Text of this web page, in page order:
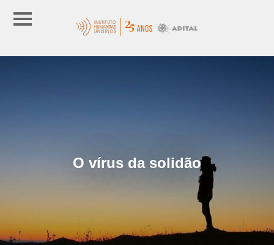
O vírus da solidão